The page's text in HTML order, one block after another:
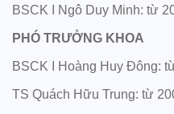
BSCK I Ngô Duy Minh: từ
PHÓ TRƯỞNG KHOA
BSCK I Hoàng Huy Đông:
TS Quách Hữu Trung: từ